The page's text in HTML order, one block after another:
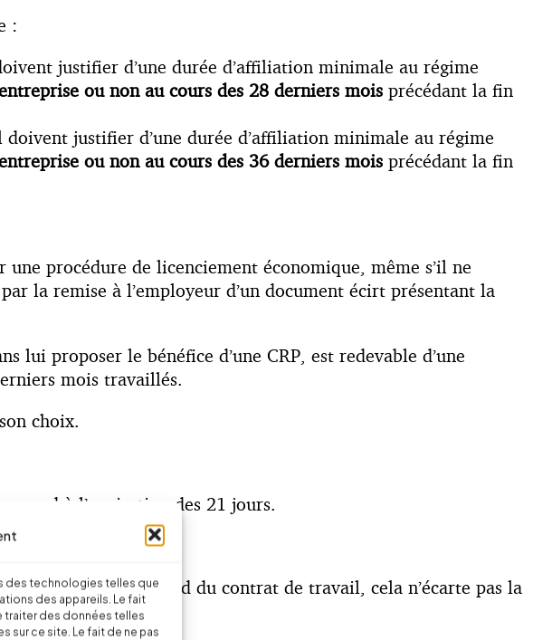
des technologies telles que
des appareils. Le fait
traiter des données telles
sur ce site. Le fait de ne pas
:
justifier d’une durée d’affiliation minimale au régime
ou non au cours des 28 derniers mois précédant la fin
justifier d’une durée d’affiliation minimale au régime
ou non au cours des 36 derniers mois précédant la fin
procédure de licenciement économique, même s’il ne
la remise à l’employeur d’un document écirt présentant la
lui proposer le bénéfice d’une CRP, est redevable d’une
mois travaillés.
choix.
à l’expiration des 21 jours.
d’un commun accord du contrat de travail, cela n’écarte pas la
de travail.